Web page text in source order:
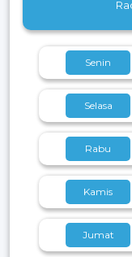
Senin
Selasa
Rabu
Kamis
Jumat